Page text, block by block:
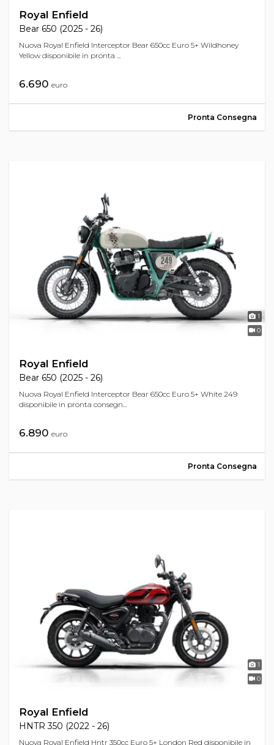
Royal Enfield
Bear 650 (2025 - 26)
Nuova Royal Enfield Interceptor Bear 650cc Euro 5+ Wildhoney
Yellow disponibile in pronta ...
6.690 euro
Pronta Consegna
1
0
Royal Enfield
Bear 650 (2025 - 26)
Nuova Royal Enfield Interceptor Bear 650cc Euro 5+ White 249
disponibile in pronta consegn...
6.890 euro
Pronta Consegna
1
0
Royal Enfield
HNTR 350 (2022 - 26)
Nuova Royal Enfield Hntr 350cc Euro 5+ London Red disponibile in